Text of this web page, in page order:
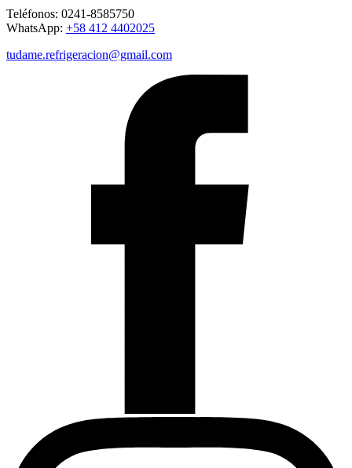
Teléfonos: 0241-8585750
WhatsApp: +58 412 4402025
tudame.refrigeracion@gmail.com